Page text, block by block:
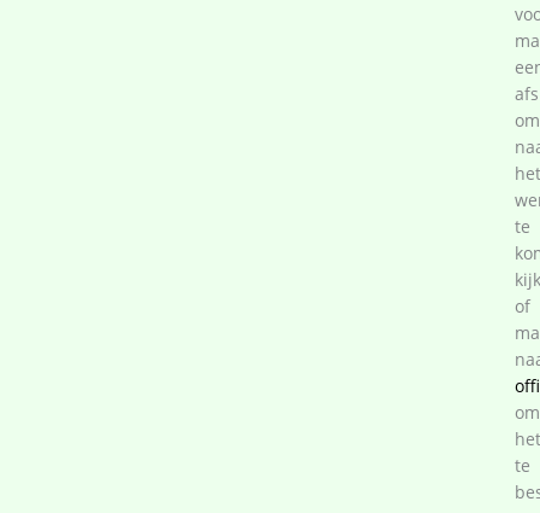
om
het
te
of
om
het
te